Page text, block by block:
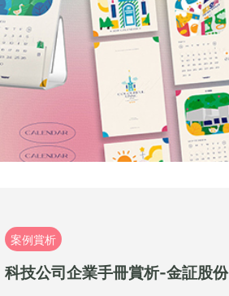
案例賞析
科技公司企業手冊賞析-金証股份